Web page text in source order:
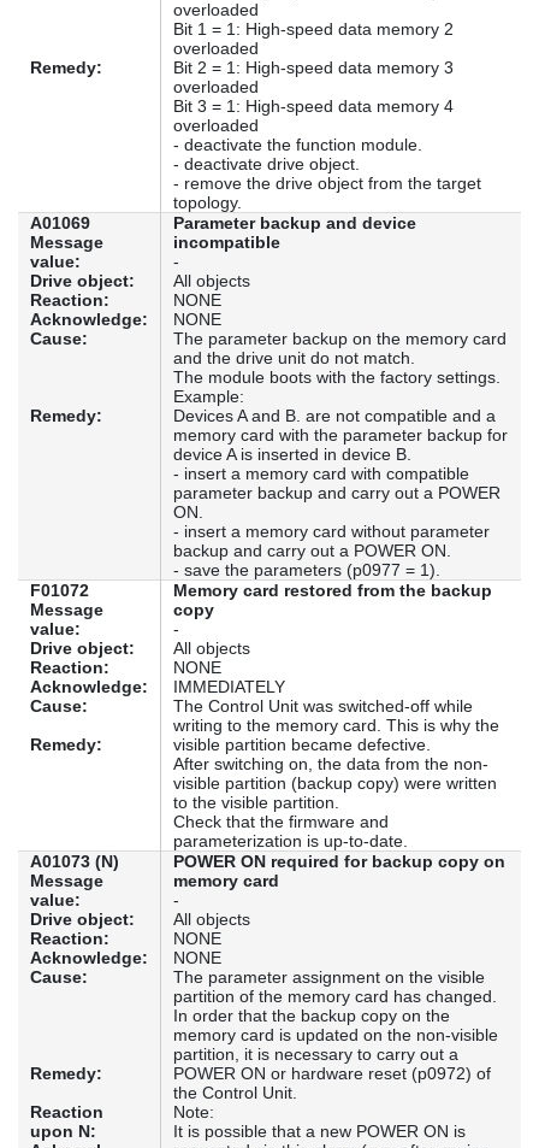
Remedy:
overloaded
Bit 1 = 1: High-speed data memory 2
overloaded
Bit 2 = 1: High-speed data memory 3
overloaded
Bit 3 = 1: High-speed data memory 4
overloaded
- deactivate the function module.
- deactivate drive object.
- remove the drive object from the target
topology.
A01069
Message
value:
Drive object:
Reaction:
Acknowledge:
Cause:
Remedy:
Parameter backup and device
incompatible
-
All objects
NONE
NONE
The parameter backup on the memory card
and the drive unit do not match.
The module boots with the factory settings.
Example:
Devices A and B. are not compatible and a
memory card with the parameter backup for
device A is inserted in device B.
- insert a memory card with compatible
parameter backup and carry out a POWER
ON.
- insert a memory card without parameter
backup and carry out a POWER ON.
- save the parameters (p0977 = 1).
F01072
Message
value:
Drive object:
Reaction:
Acknowledge:
Cause:
Remedy:
Memory card restored from the backup
copy
-
All objects
NONE
IMMEDIATELY
The Control Unit was switched-off while
writing to the memory card. This is why the
visible partition became defective.
After switching on, the data from the non-
visible partition (backup copy) were written
to the visible partition.
Check that the firmware and
parameterization is up-to-date.
A01073 (N)
Message
value:
Drive object:
Reaction:
Acknowledge:
Cause:
Remedy:
Reaction
upon N:
POWER ON required for backup copy on
memory card
-
All objects
NONE
NONE
The parameter assignment on the visible
partition of the memory card has changed.
In order that the backup copy on the
memory card is updated on the non-visible
partition, it is necessary to carry out a
POWER ON or hardware reset (p0972) of
the Control Unit.
Note:
It is possible that a new POWER ON is